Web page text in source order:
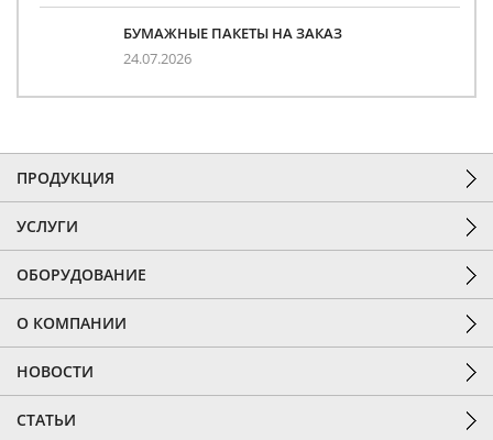
БУМАЖНЫЕ ПАКЕТЫ НА ЗАКАЗ
24.07.2026
ПРОДУКЦИЯ
УСЛУГИ
ОБОРУДОВАНИЕ
О КОМПАНИИ
НОВОСТИ
СТАТЬИ